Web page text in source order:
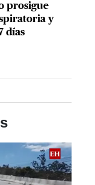
prosigue
y
días